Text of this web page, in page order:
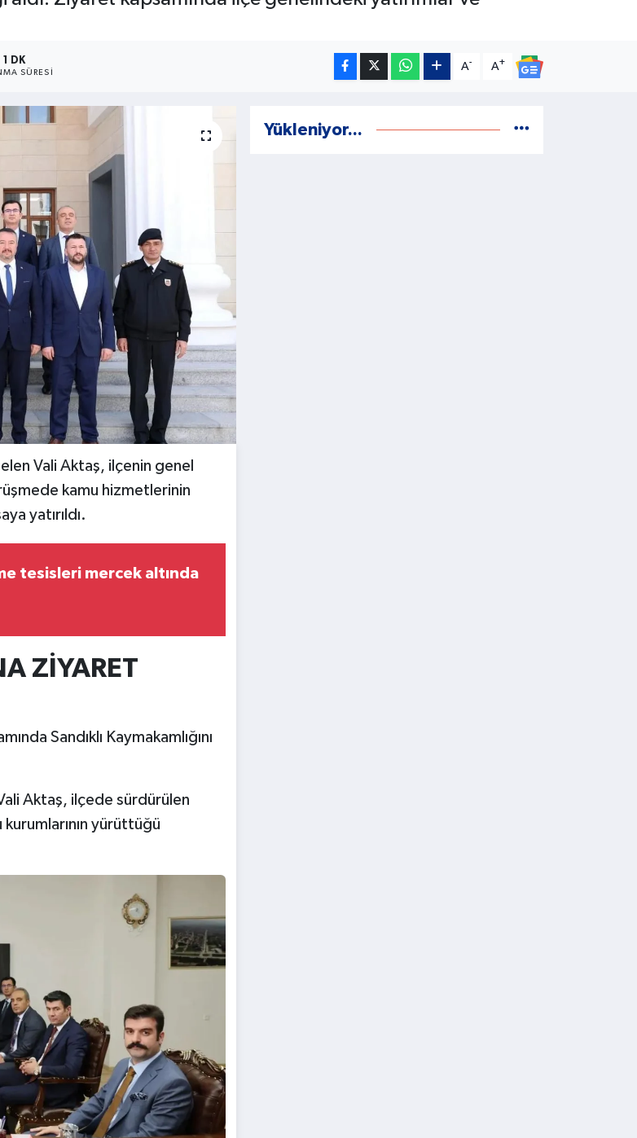
1 DK
SÜRESI
A- A+
Vali Aktaş, ilçenin genel
kamu hizmetlerinin
yatırıldı.
tesisleri mercek altında
ZİYARET
Sandıklı Kaymakamlığını
Aktaş, ilçede sürdürülen
kurumlarının yürüttüğü
Yükleniyor...